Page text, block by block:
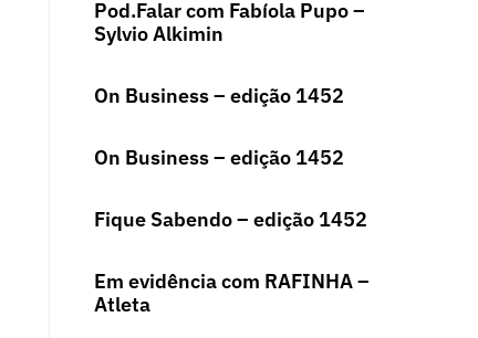
Pod.Falar com Fabíola Pupo –
Sylvio Alkimin
On Business – edição 1452
On Business – edição 1452
Fique Sabendo – edição 1452
Em evidência com RAFINHA –
Atleta